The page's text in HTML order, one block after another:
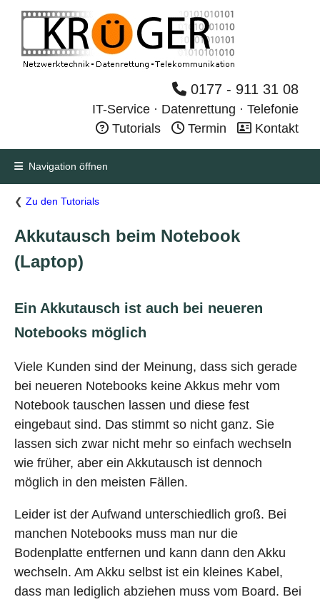
0177 - 911 31 08
IT-Service · Datenrettung · Telefonie
Tutorials
Termin Kontakt
Navigation öffnen
❮ Zu den Tutorials
Akkutausch beim Notebook
(Laptop)
Ein Akkutausch ist auch bei neueren
Notebooks möglich
Viele Kunden sind der Meinung, dass sich gerade
bei neueren Notebooks keine Akkus mehr vom
Notebook tauschen lassen und diese fest
eingebaut sind. Das stimmt so nicht ganz. Sie
lassen sich zwar nicht mehr so einfach wechseln
wie früher, aber ein Akkutausch ist dennoch
möglich in den meisten Fällen.
Leider ist der Aufwand unterschiedlich groß. Bei
manchen Notebooks muss man nur die
Bodenplatte entfernen und kann dann den Akku
wechseln. Am Akku selbst ist ein kleines Kabel,
dass man lediglich abziehen muss vom Board. Bei